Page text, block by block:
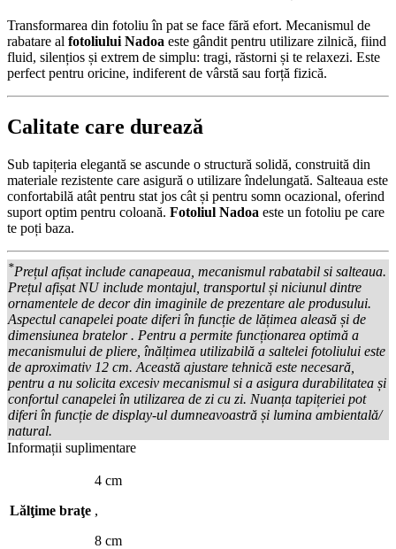
Transformarea din fotoliu în pat se face fără efort. Mecanismul de
rabatare al fotoliului Nadoa este gândit pentru utilizare zilnică, fiind
fluid, silențios și extrem de simplu: tragi, răstorni și te relaxezi. Este
perfect pentru oricine, indiferent de vârstă sau forță fizică.
Calitate care durează
Sub tapițeria elegantă se ascunde o structură solidă, construită din
materiale rezistente care asigură o utilizare îndelungată. Salteaua este
confortabilă atât pentru stat jos cât și pentru somn ocazional, oferind
suport optim pentru coloană. Fotoliul Nadoa este un fotoliu pe care
te poți baza.
*Prețul afișat include canapeaua, mecanismul rabatabil si salteaua.
Prețul afișat NU include montajul, transportul și niciunul dintre
ornamentele de decor din imaginile de prezentare ale produsului.
Aspectul canapelei poate diferi în funcție de lățimea aleasă și de
dimensiunea bratelor . Pentru a permite funcționarea optimă a
mecanismului de pliere, înălțimea utilizabilă a saltelei fotoliului este
de aproximativ 12 cm. Această ajustare tehnică este necesară,
pentru a nu solicita excesiv mecanismul si a asigura durabilitatea și
confortul canapelei în utilizarea de zi cu zi. Nuanța tapițeriei pot
diferi în funcție de display-ul dumneavoastră și lumina ambientală/
natural.
Informații suplimentare
Lălţime braţe
4 cm
,
8 cm